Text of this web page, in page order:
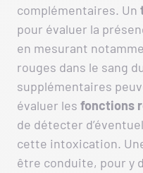
complémentaires. Un
pour évaluer la
en mesurant
rouges dans le sang
supplémentaires
évaluer les fonctions
de détecter
cette intoxication.
être conduite, pour y